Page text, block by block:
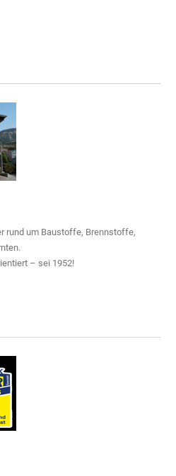
rund um Baustoffe, Brennstoffe,
– sei 1952!